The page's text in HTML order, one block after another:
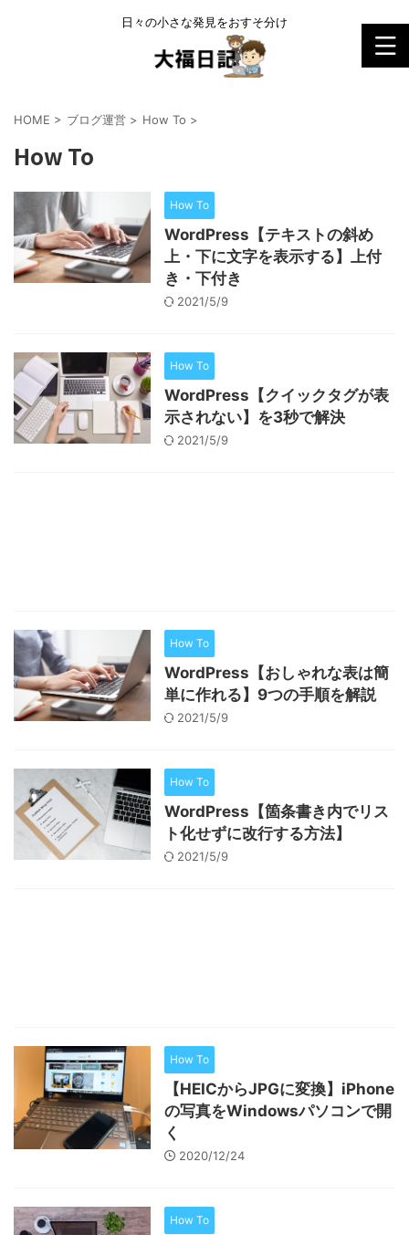
日々の小さな発見をおすそ分け
HOME > ブログ運営 > How To >
How To
How To
WordPress【テキストの斜め
上・下に文字を表示する】上付
き・下付き
2021/5/9
How To
WordPress【クイックタグが表
示されない】を3秒で解決
2021/5/9
How To
WordPress【おしゃれな表は簡
単に作れる】9つの手順を解説
2021/5/9
How To
WordPress【箇条書き内でリス
ト化せずに改行する方法】
2021/5/9
How To
【HEICからJPGに変換】iPhone
の写真をWindowsパソコンで開
く
2020/12/24
How To